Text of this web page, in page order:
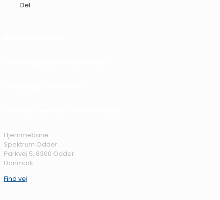
Del
Hjemmebane
Spektrum Odder
Parkvej 5, 8300 Odder
Danmark
Find vej